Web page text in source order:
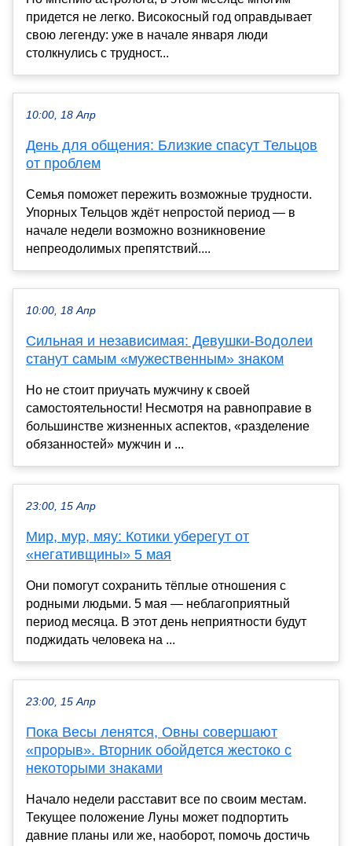
придется не легко. Високосный год оправдывает
свою легенду: уже в начале января люди
столкнулись с трудност...
10:00, 18 Апр
День для общения: Близкие спасут Тельцов
от проблем
Семья поможет пережить возможные трудности.
Упорных Тельцов ждёт непростой период — в
начале недели возможно возникновение
непреодолимых препятствий....
10:00, 18 Апр
Сильная и независимая: Девушки-Водолеи
станут самым «мужественным» знаком
Но не стоит приучать мужчину к своей
самостоятельности! Несмотря на равноправие в
большинстве жизненных аспектов, «разделение
обязанностей» мужчин и ...
23:00, 15 Апр
Мир, мур, мяу: Котики уберегут от
«негативщины» 5 мая
Они помогут сохранить тёплые отношения с
родными людьми. 5 мая — неблагоприятный
период месяца. В этот день неприятности будут
поджидать человека на ...
23:00, 15 Апр
Пока Весы ленятся, Овны совершают
«прорыв». Вторник обойдется жестоко с
некоторыми знаками
Начало недели расставит все по своим местам.
Текущее положение Луны может подпортить
давние планы или же, наоборот, помочь достичь